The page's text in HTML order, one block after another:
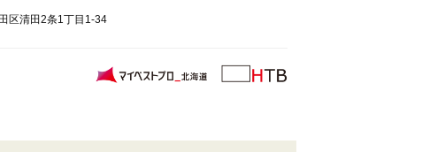
区清田2条1丁目1-34